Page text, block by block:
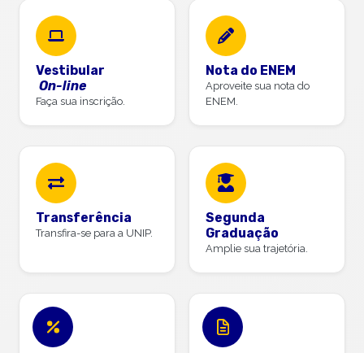
Vestibular
On-line
Faça sua inscrição.
Nota do ENEM
Aproveite sua nota do
ENEM.
Transferência
Transfira-se para a UNIP.
Segunda
Graduação
Amplie sua trajetória.